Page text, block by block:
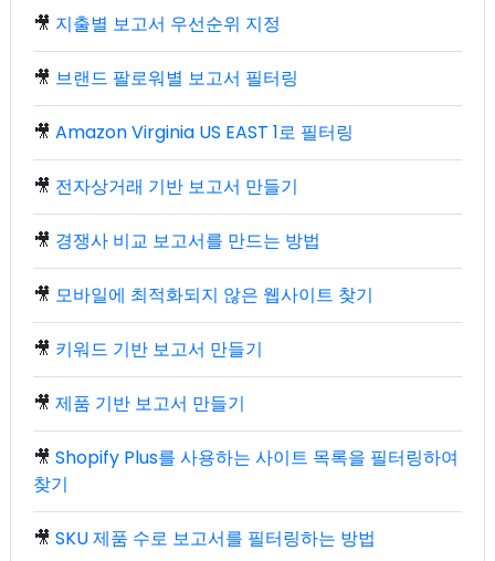
🎥 지출별 보고서 우선순위 지정
🎥 브랜드 팔로워별 보고서 필터링
🎥 Amazon Virginia US EAST 1로 필터링
🎥 전자상거래 기반 보고서 만들기
🎥 경쟁사 비교 보고서를 만드는 방법
🎥 모바일에 최적화되지 않은 웹사이트 찾기
🎥 키워드 기반 보고서 만들기
🎥 제품 기반 보고서 만들기
🎥 Shopify Plus를 사용하는 사이트 목록을 필터링하여
찾기
🎥 SKU 제품 수로 보고서를 필터링하는 방법